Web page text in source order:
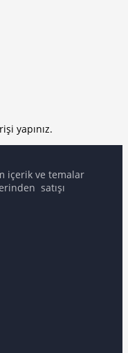
yapınız.
içerik ve temalar
satışı